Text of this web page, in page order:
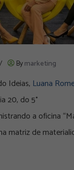
/ Bymarketing
Ideias, Luana
20, do 5°
a oficina
matriz de